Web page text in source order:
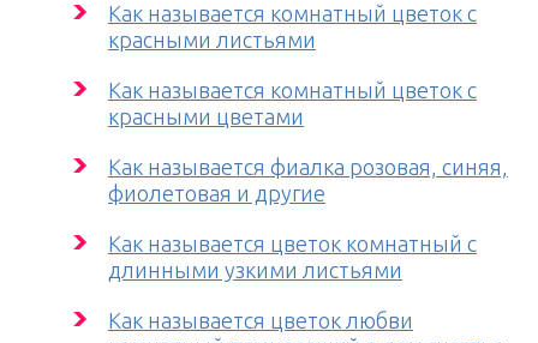
Как называется комнатный цветок с
красными листьями
Как называется комнатный цветок с
красными цветами
Как называется фиалка розовая, синяя,
фиолетовая и другие
Как называется цветок комнатный с
длинными узкими листьями
Как называется цветок любви